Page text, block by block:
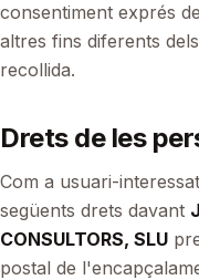
consentiment exprés
altres fins diferents
recollida.
Drets de les
Com a usuari-
següents drets davant
CONSULTORS, SLU
postal de